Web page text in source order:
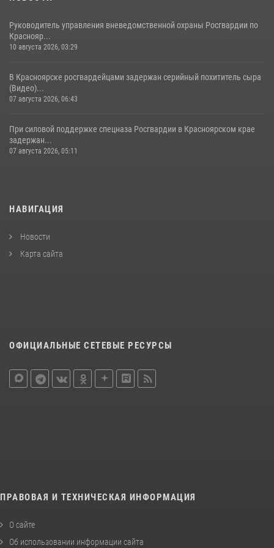
Руководитель управления вневедомственной охраны Росгвардии по
Краснояр...
10 августа 2026, 03:29
В Красноярске росгвардейцами задержан серийный похититель сыра
(Видео)...
07 августа 2026, 06:43
При силовой поддержке спецназа Росгвардии в Красноярском крае
задержан...
07 августа 2026, 05:11
НАВИГАЦИЯ
Новости
Карта сайта
ОФИЦИАЛЬНЫЕ СЕТЕВЫЕ РЕСУРСЫ
ПРАВОВАЯ И ТЕХНИЧЕСКАЯ ИНФОРМАЦИЯ
О сайте
Об использовании информации сайта